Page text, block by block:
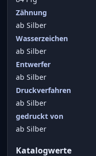
Zähnung
ab Silber
Wasserzeichen
ab Silber
Entwerfer
ab Silber
Druckverfahren
ab Silber
gedruckt von
ab Silber
Katalogwerte